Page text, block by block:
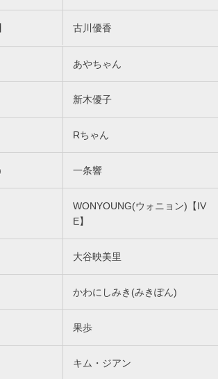
古川優香
あやちゃん
新木優子
Rちゃん
一条響
WONYOUNG(ウォニョン)【IV
E】
大谷映美里
かわにしみき(みきぽん)
果歩
キム・ジアン